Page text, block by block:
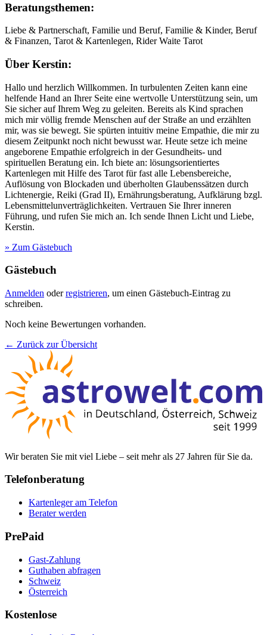
Beratungsthemen:
Liebe & Partnerschaft, Familie und Beruf, Familie & Kinder, Beruf
& Finanzen, Tarot & Kartenlegen, Rider Waite Tarot
Über Kerstin:
Hallo und herzlich Willkommen. In turbulenten Zeiten kann eine
helfende Hand an Ihrer Seite eine wertvolle Unterstützung sein, um
Sie sicher auf Ihrem Weg zu geleiten. Bereits als Kind sprachen
mich mir völlig fremde Menschen auf der Straße an und erzählten
mir, was sie bewegt. Sie spürten intuitiv meine Empathie, die mir zu
diesem Zeitpunkt noch nicht bewusst war. Heute setze ich meine
angeborene Empathie erfolgreich in der Gesundheits- und
spirituellen Beratung ein. Ich biete an: lösungsorientiertes
Kartenlegen mit Hilfe des Tarot für fast alle Lebensbereiche,
Auflösung von Blockaden und überholten Glaubenssätzen durch
Lichtenergie, Reiki (Grad II), Ernährungsberatung, Aufklärung bzgl.
Lebensmittelunverträglichkeiten. Vertrauen Sie Ihrer inneren
Führung, und rufen Sie mich an. Ich sende Ihnen Licht und Liebe,
Kerstin.
» Zum Gästebuch
Gästebuch
Anmelden oderregistrieren, um einen Gästebuch-Eintrag zu
schreiben.
Noch keine Bewertungen vorhanden.
← Zurück zur Übersicht
Wir beraten Sie mit viel Liebe – seit mehr als 27 Jahren für Sie da.
Telefonberatung
Kartenleger am Telefon
Berater werden
PrePaid
Gast-Zahlung
Guthaben abfragen
Schweiz
Österreich
Kostenlose